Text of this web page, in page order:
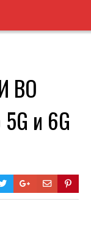
ВО
и 6G